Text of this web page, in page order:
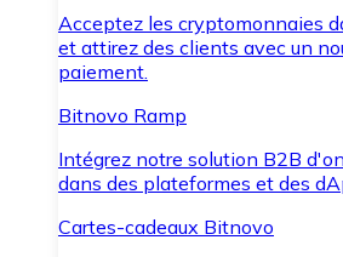
Acceptez les cryptomonnaies
et attirez des clients avec un
paiement.
Bitnovo Ramp
Intégrez notre solution B2B
dans des plateformes et des
Cartes-cadeaux Bitnovo